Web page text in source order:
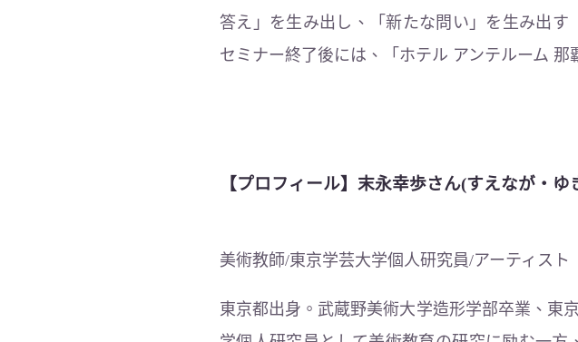
答え」を生み出し、「新たな問い」を生み出す
セミナー終了後には、「ホテル アンテルーム 那
【プロフィール】 末永幸歩さん(すえなが・ゆ
美術教師/東京学芸大学個人研究員/アーティスト
東京都出身。武蔵野美術大学造形学部卒業、東